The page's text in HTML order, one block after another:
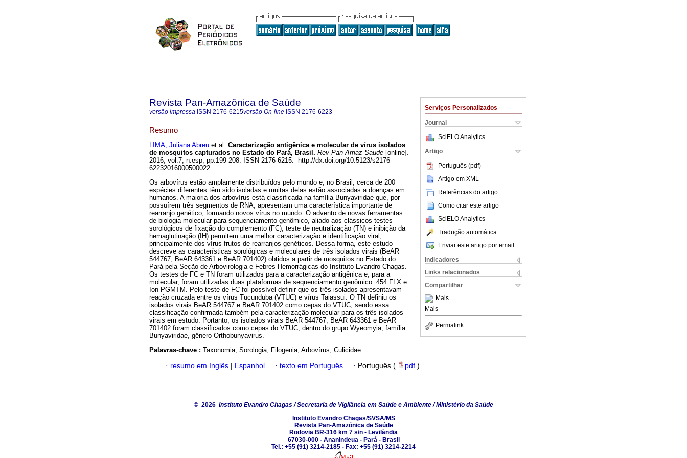
Serviços Personalizados
Journal
SciELO Analytics
Artigo
Português (pdf)
Artigo em XML
Referências do artigo
Como citar este artigo
SciELO Analytics
Tradução automática
Enviar este artigo por email
Indicadores
Links relacionados
Compartilhar
Mais
Mais
Permalink
Revista Pan-Amazônica de Saúde
versão impressa ISSN 2176-6215versão On-line ISSN 2176-6223
Resumo
LIMA, Juliana Abreu et al. Caracterização antigênica e molecular de vírus isolados
de mosquitos capturados no Estado do Pará, Brasil. Rev Pan-Amaz Saude [online].
2016, vol.7, n.esp, pp.199-208. ISSN 2176-6215. http://dx.doi.org/10.5123/s2176-
62232016000500022.
Os arbovírus estão amplamente distribuídos pelo mundo e, no Brasil, cerca de 200
espécies diferentes têm sido isoladas e muitas delas estão associadas a doenças em
humanos. A maioria dos arbovírus está classificada na família Bunyaviridae que, por
possuírem três segmentos de RNA, apresentam uma característica importante de
rearranjo genético, formando novos vírus no mundo. O advento de novas ferramentas
de biologia molecular para sequenciamento genômico, aliado aos clássicos testes
sorológicos de fixação do complemento (FC), teste de neutralização (TN) e inibição da
hemaglutinação (IH) permitem uma melhor caracterização e identificação viral,
principalmente dos vírus frutos de rearranjos genéticos. Dessa forma, este estudo
descreve as características sorológicas e moleculares de três isolados virais (BeAR
544767, BeAR 643361 e BeAR 701402) obtidos a partir de mosquitos no Estado do
Pará pela Seção de Arbovirologia e Febres Hemorrágicas do Instituto Evandro Chagas.
Os testes de FC e TN foram utilizados para a caracterização antigênica e, para a
molecular, foram utilizadas duas plataformas de sequenciamento genômico: 454 FLX e
Ion PGMTM. Pelo teste de FC foi possível definir que os três isolados apresentavam
reação cruzada entre os vírus Tucunduba (VTUC) e vírus Taiassui. O TN definiu os
isolados virais BeAR 544767 e BeAR 701402 como cepas do VTUC, sendo essa
classificação confirmada também pela caracterização molecular para os três isolados
virais em estudo. Portanto, os isolados virais BeAR 544767, BeAR 643361 e BeAR
701402 foram classificados como cepas do VTUC, dentro do grupo Wyeomyia, família
Bunyaviridae, gênero Orthobunyavirus.
Palavras-chave : Taxonomia; Sorologia; Filogenia; Arbovírus; Culicidae.
· resumo em Inglês | Espanhol · texto em Português · Português ( pdf )
© 2026 Instituto Evandro Chagas / Secretaria de Vigilância em Saúde e Ambiente / Ministério da Saúde
Instituto Evandro Chagas/SVSA/MS
Revista Pan-Amazônica de Saúde
Rodovia BR-316 km 7 s/n - Levilândia
67030-000 - Ananindeua - Pará - Brasil
Tel.: +55 (91) 3214-2185 - Fax: +55 (91) 3214-2214